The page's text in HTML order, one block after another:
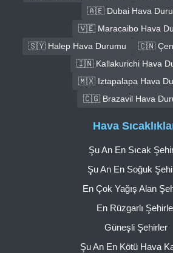
🇦🇪 Dubai Hava
🇻🇪 Maracaibo Hava
🇸🇾 Halep Hava Durumu
🇨🇳
🇮🇳 Kallakurichi Hava
🇲🇽 Iztapalapa Hava
🇨🇬 Brazavil Hava
Hava
Şu An En Sıcak
Şu An En Soğuk
En Çok Yağış Alan
En Rüzgarlı
Güneşli Şehirler
Şu An En Kötü Hava